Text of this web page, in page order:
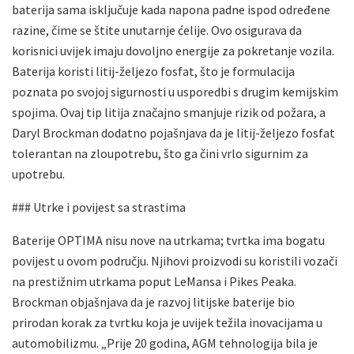
baterija sama isključuje kada napona padne ispod određene
razine, čime se štite unutarnje ćelije. Ovo osigurava da
korisnici uvijek imaju dovoljno energije za pokretanje vozila.
Baterija koristi litij-željezo fosfat, što je formulacija
poznata po svojoj sigurnosti u usporedbi s drugim kemijskim
spojima. Ovaj tip litija značajno smanjuje rizik od požara, a
Daryl Brockman dodatno pojašnjava da je litij-željezo fosfat
tolerantan na zloupotrebu, što ga čini vrlo sigurnim za
upotrebu.
### Utrke i povijest sa strastima
Baterije OPTIMA nisu nove na utrkama; tvrtka ima bogatu
povijest u ovom području. Njihovi proizvodi su koristili vozači
na prestižnim utrkama poput LeMansa i Pikes Peaka.
Brockman objašnjava da je razvoj litijske baterije bio
prirodan korak za tvrtku koja je uvijek težila inovacijama u
automobilizmu. „Prije 20 godina, AGM tehnologija bila je